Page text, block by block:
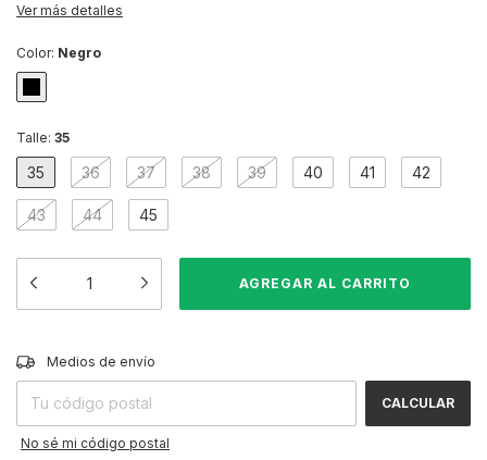
Ver más detalles
Color: Negro
Talle: 35
35 36 37 38 39 40 41 42
43 44 45
Entregas para el CP:
Medios de envío
CALCULAR
No sé mi código postal